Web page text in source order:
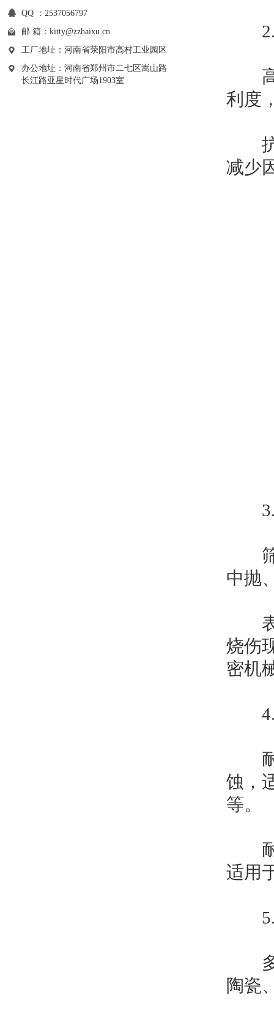
QQ ：2537056797
邮 箱： kitty@zzhaixu.cn
工厂地址：河南省荥阳市高村工业园区
办公地址：河南省郑州市二七区嵩山路
长江路亚星时代广场1903室
2.
高
利度
抗
减少
3.
筛
中抛
表
烧伤
密机
4.
耐
蚀，
等。
耐
适用
5.
多
陶瓷